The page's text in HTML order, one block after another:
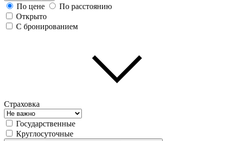
По цене
По расстоянию
Открыто
С бронированием
Страховка
Государственные
Круглосуточные